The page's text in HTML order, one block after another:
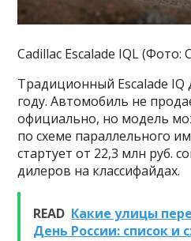
Cadillac Escalade IQL (Фото:
Традиционный Escalade IQ
году. Автомобиль не
официально, но модель
по схеме параллельного
стартует от 22,3 млн руб.
дилеров на классифайдах.
READ Какие улицы
День России: список и